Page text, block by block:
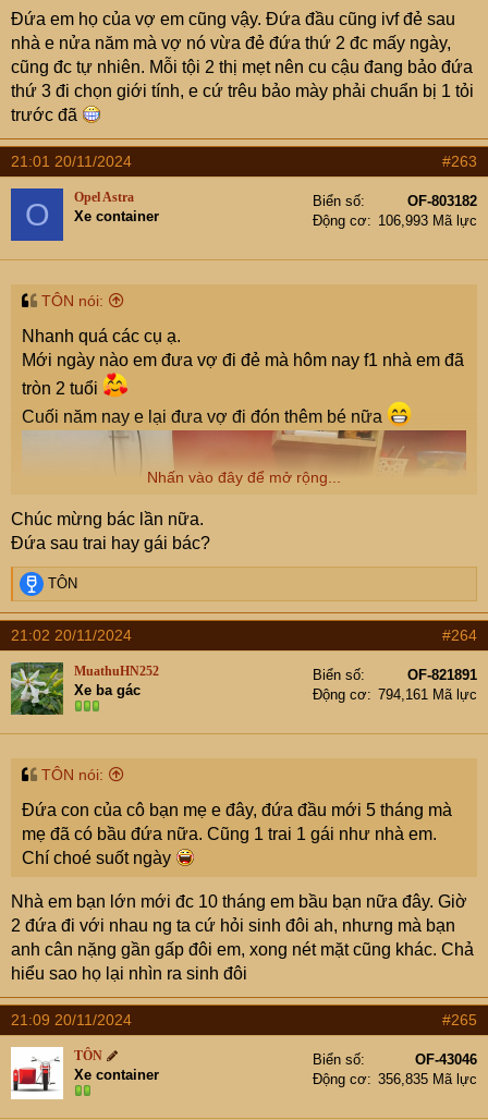
Đứa em họ của vợ em cũng vậy. Đứa đầu cũng ivf đẻ sau
nhà e nửa năm mà vợ nó vừa đẻ đứa thứ 2 đc mấy ngày,
cũng đc tự nhiên. Mỗi tội 2 thị mẹt nên cu cậu đang bảo đứa
thứ 3 đi chọn giới tính, e cứ trêu bảo mày phải chuẩn bị 1 tỏi
trước đã
21:01 20/11/2024 #263
O Opel Astra
Xe container
Biển số
OF-803182
Động cơ
106,993 Mã lực
TÔN nói:
Nhanh quá các cụ ạ.
Mới ngày nào em đưa vợ đi đẻ mà hôm nay f1 nhà em đã
tròn 2 tuổi
Cuối năm nay e lại đưa vợ đi đón thêm bé nữa
Nhấn vào đây để mở rộng...
Chúc mừng bác lần nữa.
Đứa sau trai hay gái bác?
R
e
a
c
t
i
o
n
s
TÔN
21:02 20/11/2024 #264
MuathuHN252
Xe ba gác
Biển số
OF-821891
Động cơ
794,161 Mã lực
TÔN nói:
Đứa con của cô bạn mẹ e đây, đứa đầu mới 5 tháng mà
mẹ đã có bầu đứa nữa. Cũng 1 trai 1 gái như nhà em.
Chí choé suốt ngày
Nhà em bạn lớn mới đc 10 tháng em bầu bạn nữa đây. Giờ
2 đứa đi với nhau ng ta cứ hỏi sinh đôi ah, nhưng mà bạn
anh cân nặng gần gấp đôi em, xong nét mặt cũng khác. Chả
hiểu sao họ lại nhìn ra sinh đôi
21:09 20/11/2024 #265
TÔN
Xe container
Biển số
OF-43046
Động cơ
356,835 Mã lực